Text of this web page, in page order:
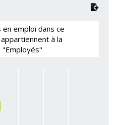
emploi dans ce
à la